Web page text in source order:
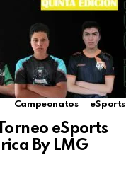
Campeonatos eSports
eSports
By LMG